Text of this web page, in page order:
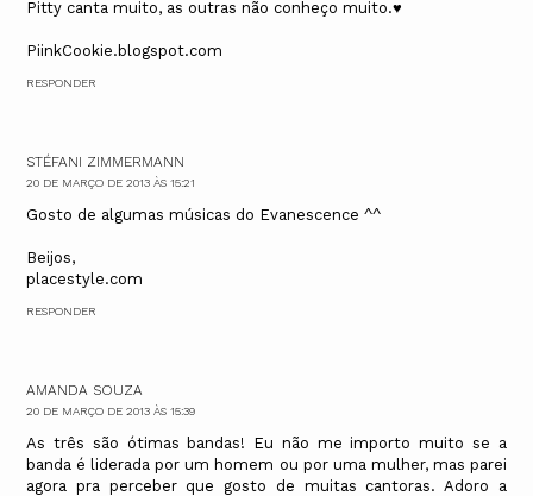
Pitty canta muito, as outras não conheço muito.♥
PiinkCookie.blogspot.com
RESPONDER
STÉFANI ZIMMERMANN
20 DE MARÇO DE 2013 ÀS 15:21
Gosto de algumas músicas do Evanescence ^^
Beijos,
placestyle.com
RESPONDER
AMANDA SOUZA
20 DE MARÇO DE 2013 ÀS 15:39
As três são ótimas bandas! Eu não me importo muito se a
banda é liderada por um homem ou por uma mulher, mas parei
agora pra perceber que gosto de muitas cantoras. Adoro a